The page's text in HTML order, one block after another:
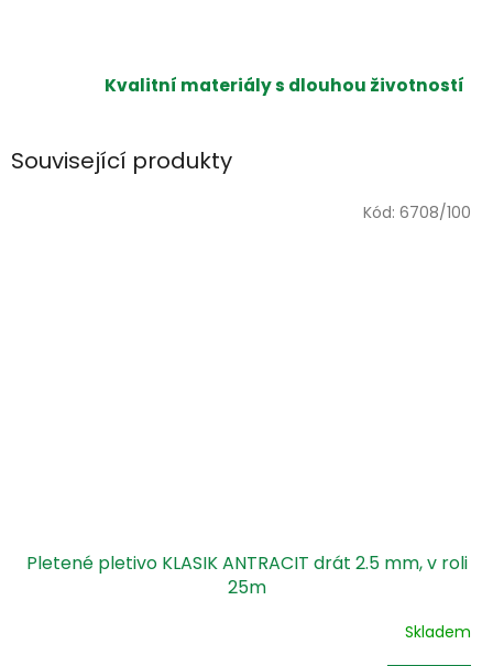
Kvalitní materiály s dlouhou životností
Související produkty
Pletené pletivo KLASIK ANTRACIT drát 2.5 mm, v roli
25m
Skladem
Kód: 6708/100